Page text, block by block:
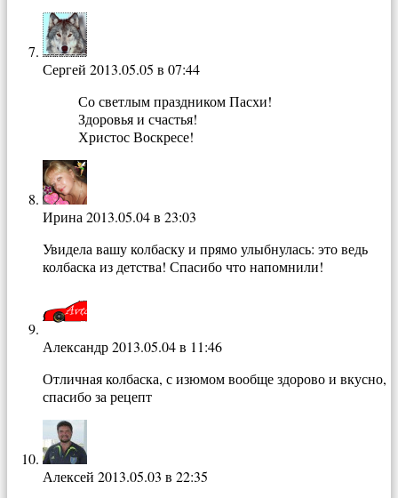
Сергей 2013.05.05 в 07:44
Со светлым праздником Пасхи!
Здоровья и счастья!
Христос Воскресе!
Ирина 2013.05.04 в 23:03
Увидела вашу колбаску и прямо улыбнулась: это ведь
колбаска из детства! Спасибо что напомнили!
Александр2013.05.04 в 11:46
Отличная колбаска, с изюмом вообще здорово и вкусно,
спасибо за рецепт
Алексей 2013.05.03 в 22:35